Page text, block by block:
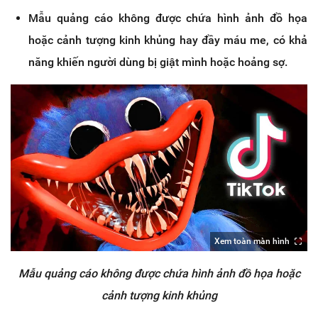
Mẫu quảng cáo không được chứa hình ảnh đồ họa
hoặc cảnh tượng kinh khủng hay đầy máu me, có khả
năng khiến người dùng bị giật mình hoặc hoảng sợ.
Xem toàn màn hình
Mẫu quảng cáo không được chứa hình ảnh đồ họa hoặc
cảnh tượng kinh khủng